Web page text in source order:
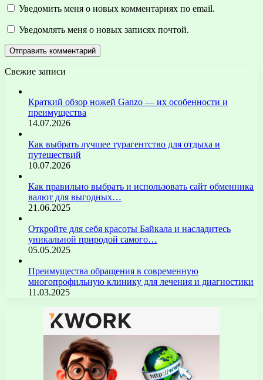
Уведомить меня о новых комментариях по email.
Уведомлять меня о новых записях почтой.
Свежие записи
Краткий обзор ножей Ganzo — их особенности и
преимущества
14.07.2026
Как выбрать лучшее турагентство для отдыха и
путешествий
10.07.2026
Как правильно выбрать и использовать сайт обменника
валют для выгодных…
21.06.2025
Откройте для себя красоты Байкала и насладитесь
уникальной природой самого…
05.05.2025
Преимущества обращения в современную
многопрофильную клинику для лечения и диагностики
11.03.2025